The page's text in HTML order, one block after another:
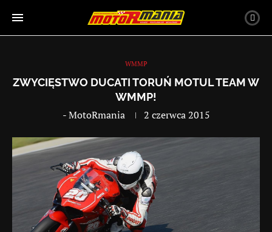
WMMP
ZWYCIĘSTWO DUCATI TORUŃ MOTUL TEAM W
WMMP!
-MotoRmania 2 czerwca 2015